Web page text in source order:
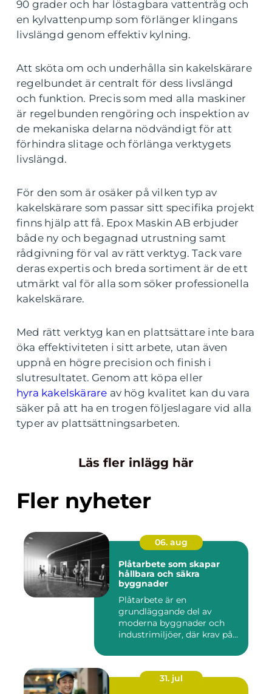
90 grader och har löstagbara vattentråg och
en kylvattenpump som förlänger klingans
livslängd genom effektiv kylning.
Att sköta om och underhålla sin kakelskärare
regelbundet är centralt för dess livslängd
och funktion. Precis som med alla maskiner
är regelbunden rengöring och inspektion av
de mekaniska delarna nödvändigt för att
förhindra slitage och förlänga verktygets
livslängd.
För den som är osäker på vilken typ av
kakelskärare som passar sitt specifika projekt
finns hjälp att få. Epox Maskin AB erbjuder
både ny och begagnad utrustning samt
rådgivning för val av rätt verktyg. Tack vare
deras expertis och breda sortiment är de ett
utmärkt val för alla som söker professionella
kakelskärare.
Med rätt verktyg kan en plattsättare inte bara
öka effektiviteten i sitt arbete, utan även
uppnå en högre precision och finish i
slutresultatet. Genom att köpa eller
hyra kakelskärare av hög kvalitet kan du vara
säker på att ha en trogen följeslagare vid alla
typer av plattsättningsarbeten.
Läs fler inlägg här
Fler nyheter
06. aug
Plåtarbete som skapar
hållbara och säkra
byggnader
Plåtarbete är en
grundläggande del av
moderna byggnader och
industrimiljöer, där krav på
31. jul